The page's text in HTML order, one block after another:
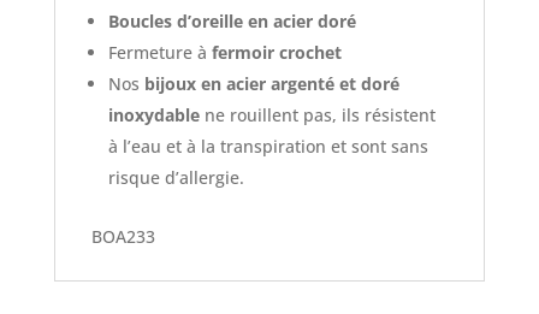
Boucles d’oreille en acier doré
Fermeture à fermoir crochet
Nos bijoux en acier argenté et doré
inoxydablene rouillent pas, ils résistent
à l’eau et à la transpiration et sont sans
risque d’allergie.
BOA233